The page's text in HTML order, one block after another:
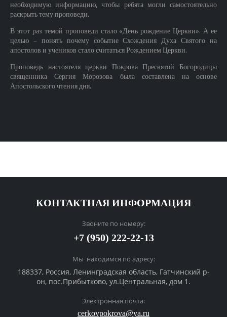
необходимую информацию, чтобы ребята могли самостоятельно
раскрыть тему проповеди.
В этот раз темой проповеди стало «День рождение Церкви». А ее
целью – понять почему событие Схождения Духа Святого на
апостолов и учеников стало считаться Рождением Церкви.
Проповедь настоятеля церкви Покрова Пресвятой Богородицы
священника Сергия Морозова была составлена на основе
Апостольского чтения дня.
КОНТАКТНАЯ ИНФОРМАЦИЯ
Звоните по номеру:
+7 (950) 222-22-13
Мы находимся по адресу:
188337, Россия, Ленинградская область, Гатчинский р-
он, пос.Прибытково, ул.Центральная, дом 1.
Электронная почта:
cerkovpokrova@ya.ru